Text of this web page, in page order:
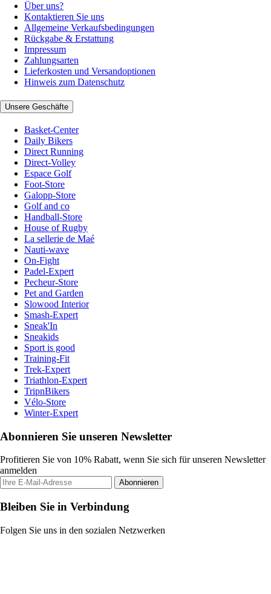
Über uns?
Kontaktieren Sie uns
Allgemeine Verkaufsbedingungen
Rückgabe & Erstattung
Impressum
Zahlungsarten
Lieferkosten und Versandoptionen
Hinweis zum Datenschutz
Unsere Geschäfte
Basket-Center
Daily Bikers
Direct Running
Direct-Volley
Espace Golf
Foot-Store
Galopp-Store
Golf and co
Handball-Store
House of Rugby
La sellerie de Maé
Nauti-wave
On-Fight
Padel-Expert
Pecheur-Store
Pet and Garden
Slowood Interior
Smash-Expert
Sneak'In
Sneakids
Sport is good
Training-Fit
Trek-Expert
Triathlon-Expert
TripnBikers
Vélo-Store
Winter-Expert
Abonnieren Sie unseren Newsletter
Profitieren Sie von 10% Rabatt, wenn Sie sich für unseren Newsletter
anmelden
Abonnieren
Bleiben Sie in Verbindung
Folgen Sie uns in den sozialen Netzwerken